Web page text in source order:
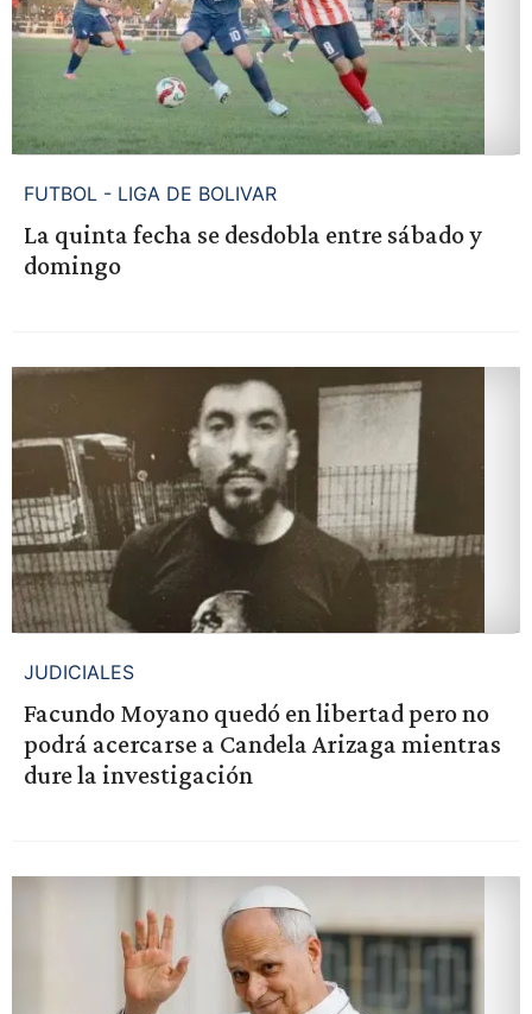
FUTBOL - LIGA DE BOLIVAR
La quinta fecha se desdobla entre sábado y
domingo
JUDICIALES
Facundo Moyano quedó en libertad pero no
podrá acercarse a Candela Arizaga mientras
dure la investigación